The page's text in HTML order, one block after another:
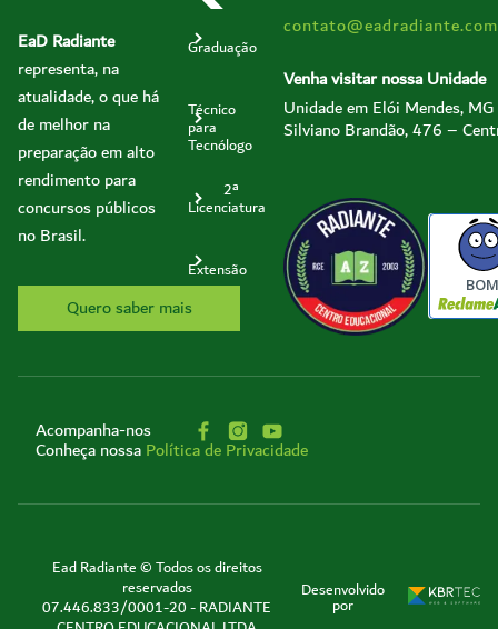
EaD Radiante
representa, na
atualidade, o que há
de melhor na
preparação em alto
rendimento para
concursos públicos
no Brasil.
Quero saber mais
Graduação
Técnico
para
Tecnólogo
2ª
Licenciatura
Extensão
Venha visitar nossa Unidade
Unidade em Elói Mendes, MG
Silviano Brandão, 476 –
Acompanha-nos
Conheça nossaPolítica de Privacidade
Ead Radiante © Todos os direitos
reservados
07.446.833/0001-20 - RADIANTE
Desenvolvido
por